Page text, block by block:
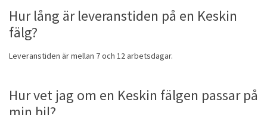
Hur lång är leveranstiden på en Keskin
fälg?
Leveranstiden är mellan 7 och 12 arbetsdagar.
Hur vet jag om en Keskin fälgen passar på